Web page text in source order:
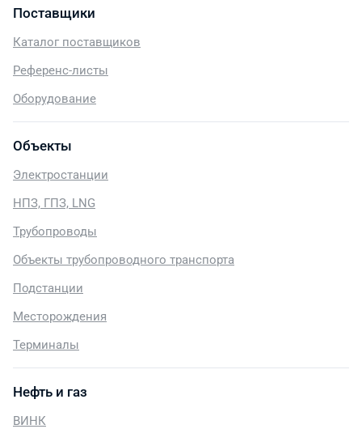
Поставщики
Каталог поставщиков
Референс-листы
Оборудование
Объекты
Электростанции
НПЗ, ГПЗ, LNG
Трубопроводы
Объекты трубопроводного транспорта
Подстанции
Месторождения
Терминалы
Нефть и газ
ВИНК